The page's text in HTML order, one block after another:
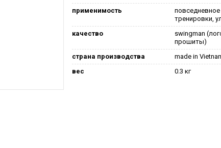
применимость
тренировки,
качество
swingman
прошиты)
страна производства
made in
вес
0.3 кг